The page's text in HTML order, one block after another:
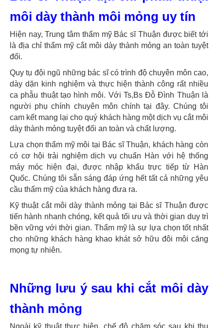
môi dày thành môi mỏng uy tín
Hiện nay, Trung tâm thẩm mỹ Bác sĩ Thuận được biết tới
là địa chỉ thẩm mỹ cắt môi dày thành mỏng an toàn tuyệt
đối.
Quy tụ đội ngũ những bác sĩ có trình độ chuyên môn cao,
dày dặn kinh nghiệm và thực hiện thành công rất nhiều
ca phẫu thuật tạo hình môi. Với Ts,Bs Đỗ Đình Thuận là
người phụ chính chuyên môn chính tại đây. Chúng tôi
cam kết mang lại cho quý khách hàng một dịch vụ cắt môi
dày thành mỏng tuyệt đối an toàn và chất lượng.
Lựa chọn thẩm mỹ môi tại Bác sĩ Thuận, khách hàng còn
có cơ hội trải nghiệm dịch vụ chuẩn Hàn với hệ thống
máy móc hiện đại, được nhập khẩu trực tiếp từ Hàn
Quốc. Chúng tôi sẵn sáng đáp ứng hết tất cả những yêu
cầu thẩm mỹ của khách hàng đưa ra.
Kỹ thuật cắt môi dày thành mỏng tại Bác sĩ Thuận được
tiến hành nhanh chóng, kết quả tối ưu và thời gian duy trì
bền vững với thời gian. Thẩm mỹ là sự lựa chọn tốt nhất
cho những khách hàng khao khát sở hữu đôi môi căng
mọng tự nhiên.
Những lưu ý sau khi cắt môi dày
thành mỏng
Ngoài kỹ thuật thực hiện, chế độ chăm sóc sau khi thu